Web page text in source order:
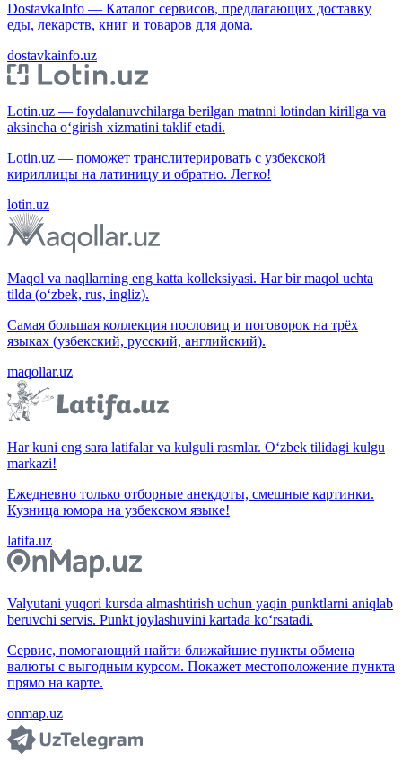
DostavkaInfo — Каталог сервисов, предлагающих доставку
еды, лекарств, книг и товаров для дома.
dostavkainfo.uz
Lotin.uz — foydalanuvchilarga berilgan matnni lotindan kirillga va
aksincha o‘girish xizmatini taklif etadi.
Lotin.uz — поможет транслитерировать с узбекской
кириллицы на латиницу и обратно. Легко!
lotin.uz
Maqol va naqllarning eng katta kolleksiyasi. Har bir maqol uchta
tilda (o‘zbek, rus, ingliz).
Самая большая коллекция пословиц и поговорок на трёх
языках (узбекский, русский, английский).
maqollar.uz
Har kuni eng sara latifalar va kulguli rasmlar. O‘zbek tilidagi kulgu
markazi!
Ежедневно только отборные анекдоты, смешные картинки.
Кузница юмора на узбекском языке!
latifa.uz
Valyutani yuqori kursda almashtirish uchun yaqin punktlarni aniqlab
beruvchi servis. Punkt joylashuvini kartada ko‘rsatadi.
Сервис, помогающий найти ближайшие пункты обмена
валюты с выгодным курсом. Покажет местоположение пункта
прямо на карте.
onmap.uz